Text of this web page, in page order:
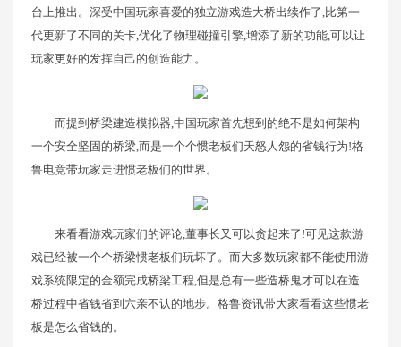
台上推出。深受中国玩家喜爱的独立游戏造大桥出续作了,比第一
代更新了不同的关卡,优化了物理碰撞引擎,增添了新的功能,可以让
玩家更好的发挥自己的创造能力。
而提到桥梁建造模拟器,中国玩家首先想到的绝不是如何架构
一个安全坚固的桥梁,而是一个个惯老板们天怒人怨的省钱行为!格
鲁电竞带玩家走进惯老板们的世界。
来看看游戏玩家们的评论,董事长又可以贪起来了!可见这款游
戏已经被一个个桥梁惯老板们玩坏了。而大多数玩家都不能使用游
戏系统限定的金额完成桥梁工程,但是总有一些造桥鬼才可以在造
桥过程中省钱省到六亲不认的地步。格鲁资讯带大家看看这些惯老
板是怎么省钱的。